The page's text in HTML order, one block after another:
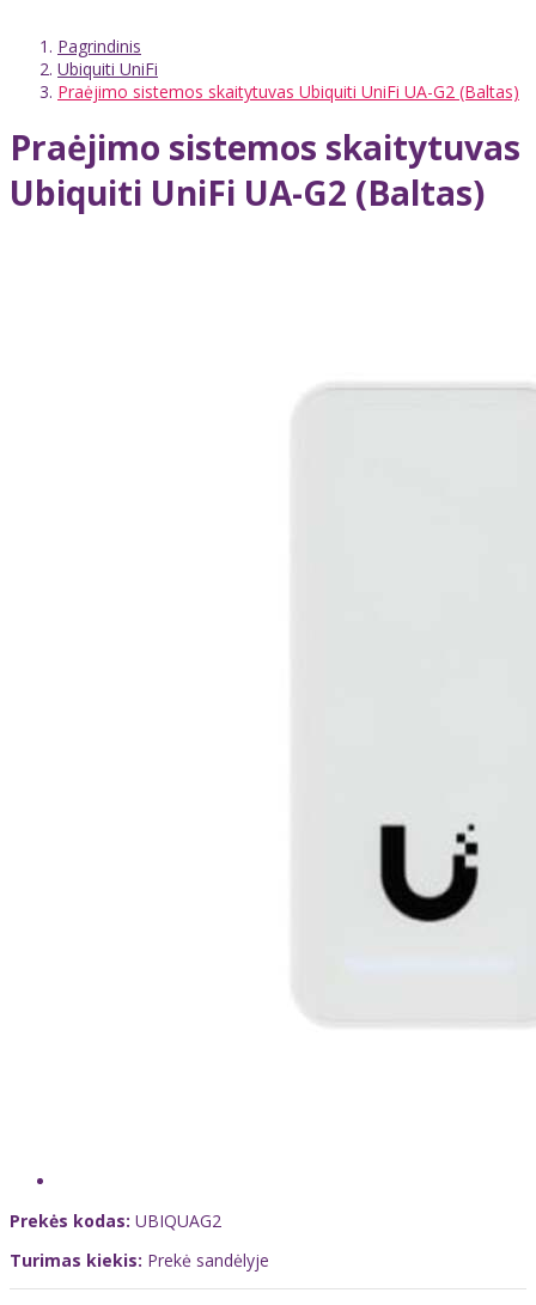
Pagrindinis
Ubiquiti UniFi
Praėjimo sistemos skaitytuvas Ubiquiti UniFi UA-G2 (Baltas)
Praėjimo sistemos skaitytuvas
Ubiquiti UniFi UA-G2 (Baltas)
Prekės kodas: UBIQUAG2
Turimas kiekis: Prekė sandėlyje